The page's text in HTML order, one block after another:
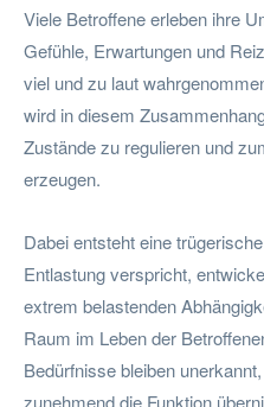
Viele Betroffene erleben ihre
Gefühle, Erwartungen und
viel und zu laut
wird in diesem
Zustände zu regulieren und
erzeugen.
Dabei entsteht eine
Entlastung verspricht,
extrem belastenden
Raum im Leben der
Bedürfnisse bleiben
zunehmend die Funktion